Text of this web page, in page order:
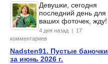
Девушки, сегодня
последний день для
ваших фоточек, жду!
4 дня назад | 17
комментариев
Nadsten91. Пустые баночки
за июнь 2026 г.